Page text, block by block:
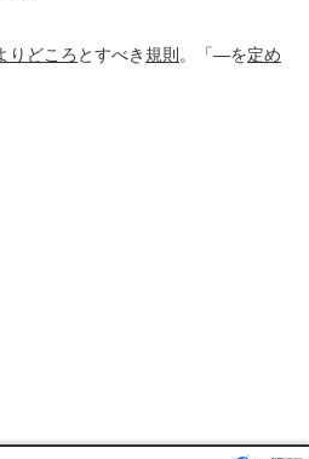
りどころ とすべき 規則 。「―を定め